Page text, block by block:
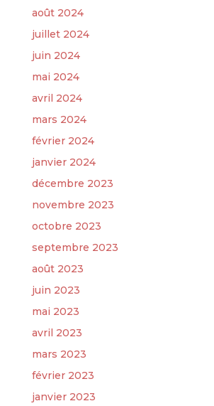
août 2024
juillet 2024
juin 2024
mai 2024
avril 2024
mars 2024
février 2024
janvier 2024
décembre 2023
novembre 2023
octobre 2023
septembre 2023
août 2023
juin 2023
mai 2023
avril 2023
mars 2023
février 2023
janvier 2023